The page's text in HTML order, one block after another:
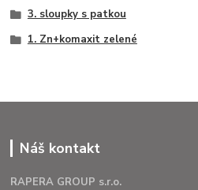
3. sloupky s patkou
1. Zn+komaxit zelené
Náš kontakt
RAPERA GROUP s.r.o.